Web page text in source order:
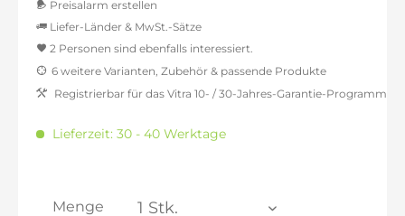
Preisalarm erstellen
Sie haben die Datenschutzbestimmungen
Liefer-Länder & MwSt.-Sätze
inkl. 16% MwSt.: 10.917,65 €
inkl. 20% MwSt.: 11.294,12 €
inkl. 21% MwSt.: 11.388,24 €
2 Personen sind ebenfalls interessiert.
6 weitere Varianten, Zubehör & passende Produkte
Registrierbar für das Vitra 10- / 30-Jahres-Garantie-Programm
Lieferzeit: 30 - 40 Werktage
Menge